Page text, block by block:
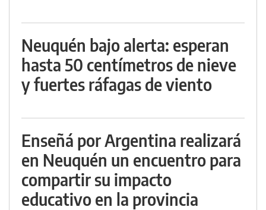
Neuquén bajo alerta: esperan
hasta 50 centímetros de nieve
y fuertes ráfagas de viento
Enseñá por Argentina realizará
en Neuquén un encuentro para
compartir su impacto
educativo en la provincia